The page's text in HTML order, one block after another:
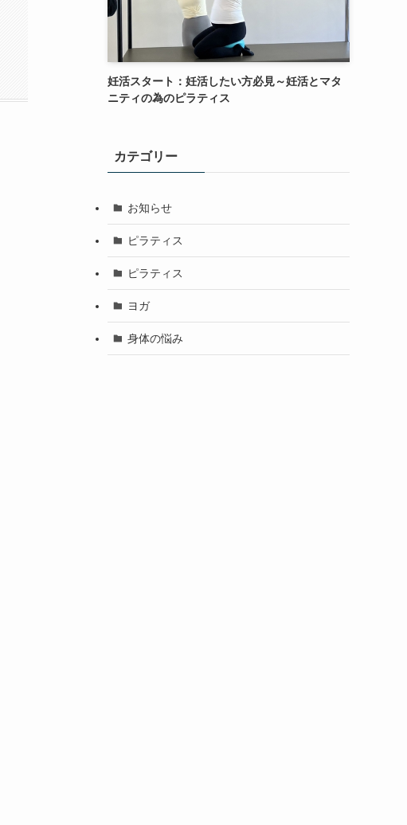
妊活スタート：妊活したい方必見～妊活とマタ
ニティの為のピラティス
カテゴリー
お知らせ
ピラティス
ピラティス
ヨガ
身体の悩み